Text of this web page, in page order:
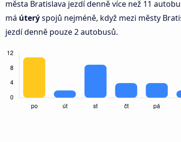
města Bratislava jezdí denně více než 11
má úterýspojů nejméně, když mezi městy
jezdí denně pouze 2 autobusů.